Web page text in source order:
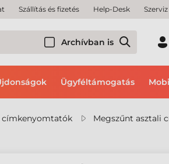
Szállítás és fizetés Help-Desk Szerviz
Archívban is
Ügyféltámogatás
címkenyomtatók
Megszűnt asztali